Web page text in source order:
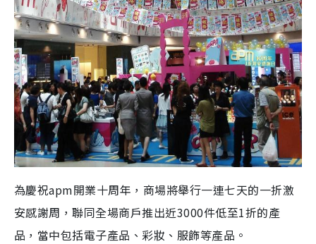
為慶祝apm開業十周年，商場將舉行一連七天的一折激
安感謝周，聯同全場商戶推出近3000件低至1折的產
品，當中包括電子產品、彩妝、服飾等產品。